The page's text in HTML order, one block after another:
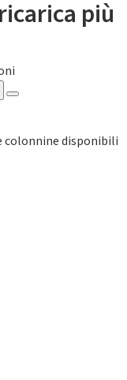
più
colonnine disponibili